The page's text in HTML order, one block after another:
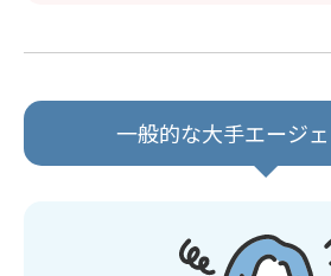
一般的な大手エージ